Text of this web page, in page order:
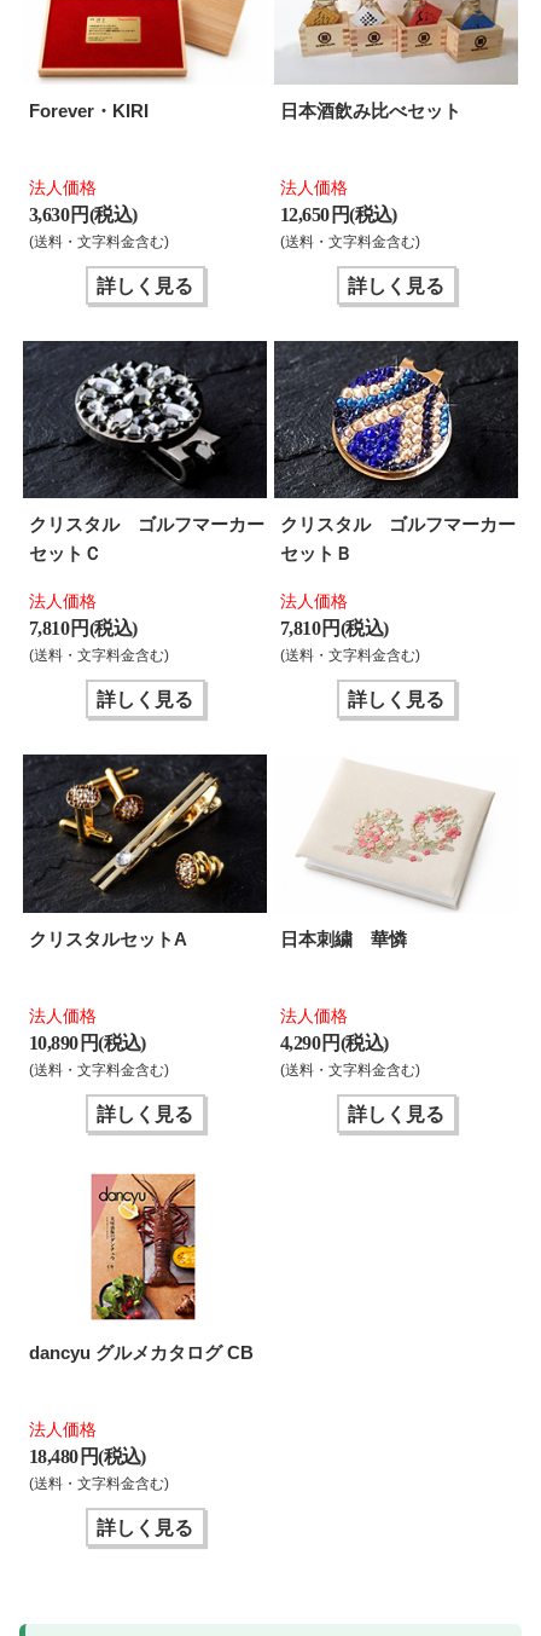
Forever・KIRI
法人価格
3,630 円(税込)
(送料・文字料金含む)
詳しく見る
日本酒飲み比べセット
法人価格
12,650 円(税込)
(送料・文字料金含む)
詳しく見る
クリスタル ゴルフマーカー
セットＣ
法人価格
7,810 円(税込)
(送料・文字料金含む)
詳しく見る
クリスタル ゴルフマーカー
セットＢ
法人価格
7,810 円(税込)
(送料・文字料金含む)
詳しく見る
クリスタルセットA
法人価格
10,890 円(税込)
(送料・文字料金含む)
詳しく見る
日本刺繍 華憐
法人価格
4,290 円(税込)
(送料・文字料金含む)
詳しく見る
dancyu グルメカタログ CB
法人価格
18,480 円(税込)
(送料・文字料金含む)
詳しく見る